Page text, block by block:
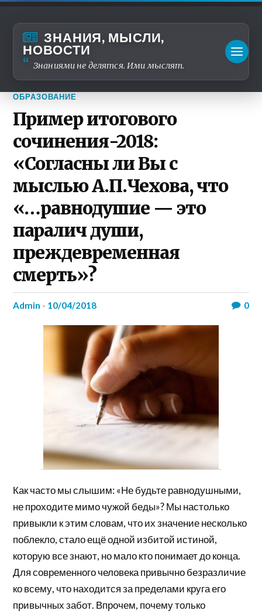
ЗНАНИЯ, МЫСЛИ,
НОВОСТИ
Знаниями не делятся. Ими мыслят.
ОБРАЗОВАНИЕ
Пример итогового
сочинения-2018:
«Согласны ли Вы с
мыслью А.П.Чехова, что
«…равнодушие — это
паралич души,
преждевременная
смерть»?
admin - 10/04/2018 0
Как часто мы слышим: «Не будьте равнодушными,
не проходите мимо чужой беды»? Мы настолько
привыкли к этим словам, что их значение несколько
поблекло, стало ещё одной избитой истиной,
которую все знают, но мало кто понимает до конца.
Для современного человека привычно безразличие
ко всему, что находится за пределами круга его
привычных забот. Впрочем, почему только